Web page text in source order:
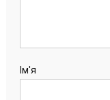
Ім'я